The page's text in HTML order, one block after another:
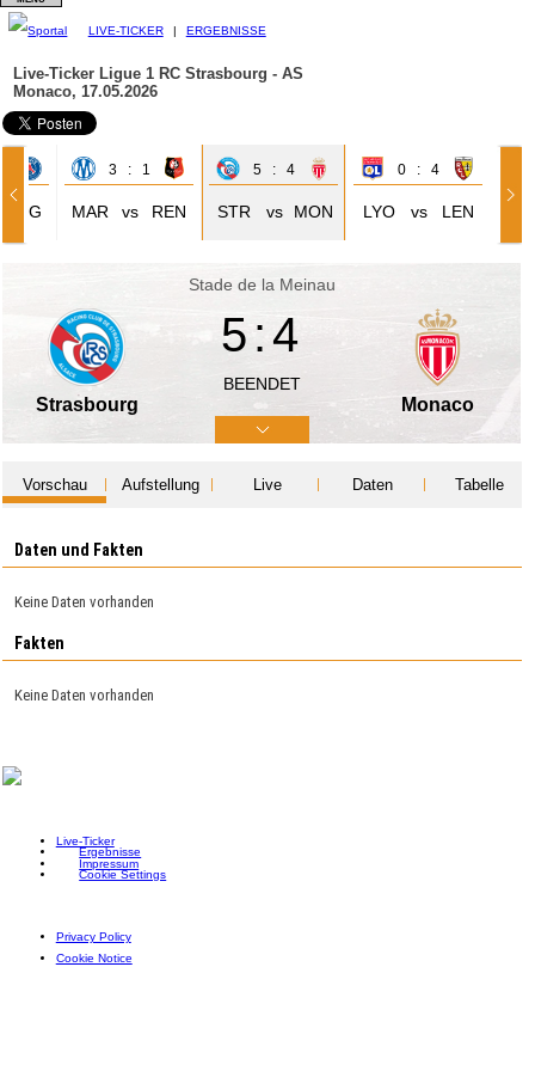
LIVE-TICKER | ERGEBNISSE
Live-Ticker Ligue 1 RC Strasbourg - AS
Monaco, 17.05.2026
PSG
3 : 1
MAR vs REN
5 : 4
STR vs MON
0 : 4
LYO vs LEN
Stade de la Meinau
Strasbourg
5:4
BEENDET
Monaco
Vorschau Aufstellung Live Daten Tabelle
Daten und Fakten
Keine Daten vorhanden
Fakten
Keine Daten vorhanden
Live-Ticker
Ergebnisse
Impressum
Cookie Settings
Privacy Policy
Cookie Notice